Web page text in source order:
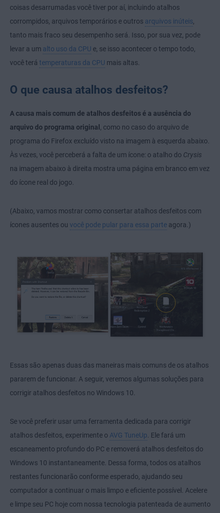
coisas desarrumadas você tiver por aí, incluindo atalhos
corrompidos, arquivos temporários e outros arquivos inúteis
tanto mais fraco seu desempenho será. Isso, por sua vez, pode
levar a um alto uso da CPU e, se isso acontecer o tempo todo,
você terá temperaturas da CPU mais altas.
O que causa atalhos desfeitos?
A causa mais comum de atalhos desfeitos é a ausência do
arquivo do programa original
, como no caso do arquivo de
programa do Firefox excluído visto na imagem à esquerda abaixo.
Às vezes, você perceberá a falta de um ícone: o atalho do Crysis
na imagem abaixo à direita mostra uma página em branco em vez
do ícone real do jogo.
(Abaixo, vamos mostrar como consertar atalhos desfeitos com
ícones ausentes ou você pode pular para essa parte agora.)
Essas são apenas duas das maneiras mais comuns de os atalhos
pararem de funcionar. A seguir, veremos algumas soluções para
corrigir atalhos desfeitos no Windows 10.
Se você preferir usar uma ferramenta dedicada para corrigir
atalhos desfeitos, experimente o AVG TuneUp . Ele fará um
escaneamento profundo do PC e removerá atalhos desfeitos do
Windows 10 instantaneamente. Dessa forma, todos os atalhos
restantes funcionarão conforme esperado, ajudando seu
computador a continuar o mais limpo e eficiente possível. Acelere
e limpe seu PC hoje com nossa tecnologia patenteada de aumento